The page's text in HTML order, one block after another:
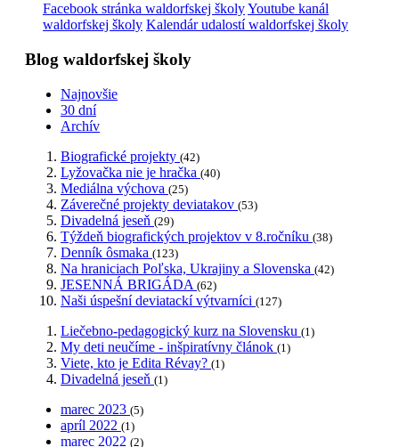
Facebook stránka waldorfskej školyYoutube kanál
waldorfskej školy Kalendár udalostí waldorfskej školy
Blog waldorfskej školy
Najnovšie
30 dní
Archív
Biografické projekty (42)
Lyžovačka nie je hračka (40)
Mediálna výchova (25)
Záverečné projekty deviatakov (53)
Divadelná jeseň (29)
Týždeň biografických projektov v 8.ročníku (38)
Denník ôsmaka (123)
Na hraniciach Poľska, Ukrajiny a Slovenska (42)
JESENNÁ BRIGÁDA (62)
Naši úspešní deviatackí výtvarníci (127)
Liečebno-pedagogický kurz na Slovensku (1)
My deti neučíme - inšpiratívny článok (1)
Viete, kto je Edita Révay? (1)
Divadelná jeseň (1)
marec 2023 (5)
apríl 2022 (1)
marec 2022 (2)